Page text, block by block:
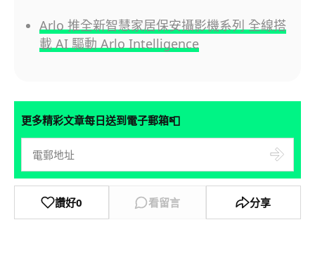
Arlo 推全新智慧家居保安攝影機系列 全線搭
載 AI 驅動 Arlo Intelligence
更多精彩文章每日送到電子郵箱📮
讚好0 看留言 分享